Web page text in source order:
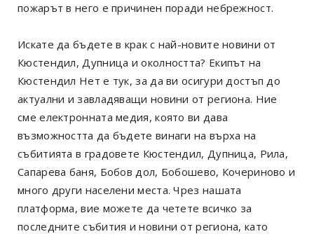
пожарът в него е причинен поради небрежност.
Искате да бъдете в крак с най-новите новини от
Кюстендил, Дупница и околността? Екипът на
Кюстендил Нет е тук, за да ви осигури достъп до
актуални и завладяващи новини от региона. Ние
сме електронната медия, която ви дава
възможността да бъдете винаги на върха на
събитията в градовете Кюстендил, Дупница, Рила,
Сапарева баня, Бобов дол, Бобошево, Кочериново и
много други населени места. Чрез нашата
платформа, вие можете да четете всичко за
последните събития и новини от региона, като